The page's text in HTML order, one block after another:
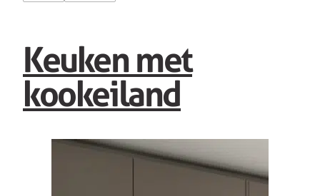
Keuken met
kookeiland